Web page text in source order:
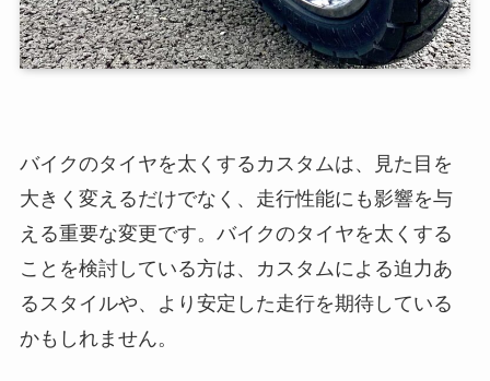
バイクのタイヤを太くするカスタムは、見た目を
大きく変えるだけでなく、走行性能にも影響を与
える重要な変更です。バイクのタイヤを太くする
ことを検討している方は、カスタムによる迫力あ
るスタイルや、より安定した走行を期待している
かもしれません。